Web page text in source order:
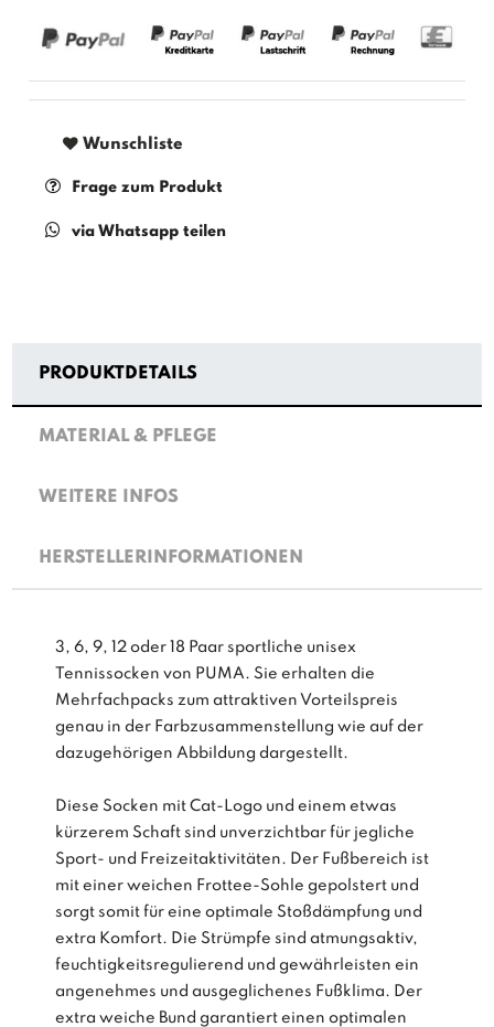
Wunschliste
Frage zum Produkt
via Whatsapp teilen
PRODUKTDETAILS
MATERIAL & PFLEGE
WEITERE INFOS
HERSTELLERINFORMATIONEN
3, 6, 9, 12 oder 18 Paar sportliche unisex
Tennissocken von PUMA. Sie erhalten die
Mehrfachpacks zum attraktiven Vorteilspreis
genau in der Farbzusammenstellung wie auf der
dazugehörigen Abbildung dargestellt.
Diese Socken mit Cat-Logo und einem etwas
kürzerem Schaft sind unverzichtbar für jegliche
Sport- und Freizeitaktivitäten. Der Fußbereich ist
mit einer weichen Frottee-Sohle gepolstert und
sorgt somit für eine optimale Stoßdämpfung und
extra Komfort. Die Strümpfe sind atmungsaktiv,
feuchtigkeitsregulierend und gewährleisten ein
angenehmes und ausgeglichenes Fußklima. Der
extra weiche Bund garantiert einen optimalen